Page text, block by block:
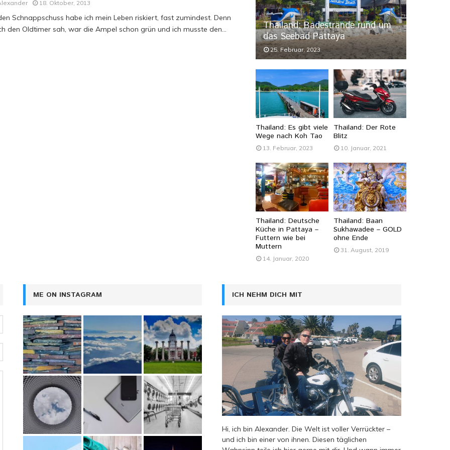
18. Oktober, 2013
Schnappschuss habe ich mein Leben riskiert, fast zumindest. Denn
den Oldtimer sah, war die Ampel schon grün und ich musste den...
Thailand: Badestrände rund um
das Seebad Pattaya
25. Februar, 2023
Thailand: Es gibt viele
Wege nach Koh Tao
13. Februar, 2023
Thailand: Der Rote
Blitz
10. Januar, 2021
Thailand: Deutsche
Küche in Pattaya –
Futtern wie bei
Muttern
14. Januar, 2020
Thailand: Baan
Sukhawadee – GOLD
ohne Ende
31. August, 2019
ME ON INSTAGRAM ICH NEHM DICH MIT
Hi, ich bin Alexander. Die Welt ist voller Verrückter –
und ich bin einer von ihnen. Diesen täglichen